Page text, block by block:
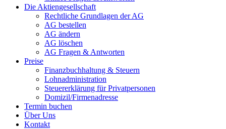
Die Aktiengesellschaft
Rechtliche Grundlagen der AG
AG bestellen
AG ändern
AG löschen
AG Fragen & Antworten
Preise
Finanzbuchhaltung & Steuern
Lohnadministration
Steuererklärung für Privatpersonen
Domizil/Firmenadresse
Termin buchen
Über Uns
Kontakt